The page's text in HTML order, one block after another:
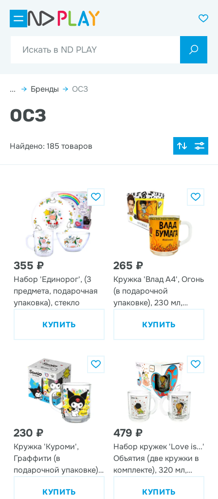
... → Бренды → ОСЗ
ОСЗ
Найдено: 185 товаров
По популярности
Цена по возрастанию
Цена по убыванию
355 ₽
Набор 'Единорог', (3
предмета, подарочная
упаковка), стекло
КУПИТЬ
265 ₽
Кружка 'Влад А4', Огонь
(в подарочной
упаковке), 230 мл,
КУПИТЬ
230 ₽
Кружка 'Куроми',
Граффити (в
подарочной упаковке),
КУПИТЬ
479 ₽
Набор кружек 'Love is...'
Объятия (две кружки в
комплекте), 320 мл,
КУПИТЬ